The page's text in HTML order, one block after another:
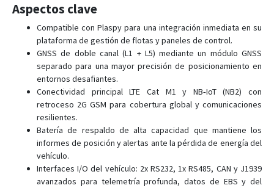
FMB202
FMB204
FMB209
FMB225
FMB230
FMB240
FMB640 - FMB641
FMB900
FMB910
Aspectos clave
Compatible con Plaspy para una integración inmediata en su
plataforma de gestión de flotas y paneles de control.
GNSS de doble canal (L1 + L5) mediante un módulo GNSS
separado para una mayor precisión de posicionamiento en
entornos desafiantes.
Conectividad principal LTE Cat M1 y NB‑IoT (NB2) con
retroceso 2G GSM para cobertura global y comunicaciones
resilientes.
Batería de respaldo de alta capacidad que mantiene los
informes de posición y alertas ante la pérdida de energía del
vehículo.
Interfaces I/O del vehículo: 2x RS232, 1x RS485, CAN y J1939
avanzados para telemetría profunda, datos de EBS y del